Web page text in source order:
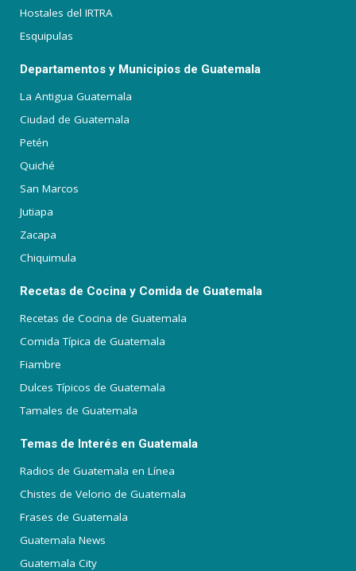
Hostales del IRTRA
Esquipulas
Departamentos y Municipios de Guatemala
La Antigua Guatemala
Ciudad de Guatemala
Petén
Quiché
San Marcos
Jutiapa
Zacapa
Chiquimula
Recetas de Cocina y Comida de Guatemala
Recetas de Cocina de Guatemala
Comida Típica de Guatemala
Fiambre
Dulces Típicos de Guatemala
Tamales de Guatemala
Temas de Interés en Guatemala
Radios de Guatemala en Línea
Chistes de Velorio de Guatemala
Frases de Guatemala
Guatemala News
Guatemala City